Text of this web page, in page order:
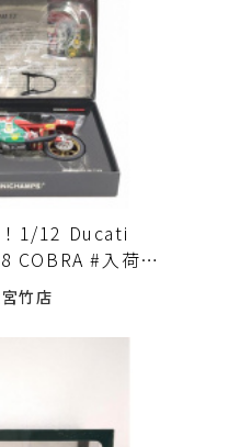
1/12 Ducati
COBRA #入荷し
竹店